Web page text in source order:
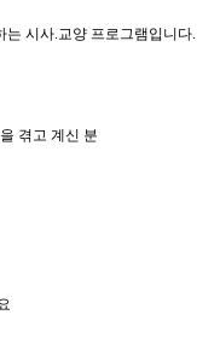
는 시사.교양 프로그램입니다.
겪고 계신 분